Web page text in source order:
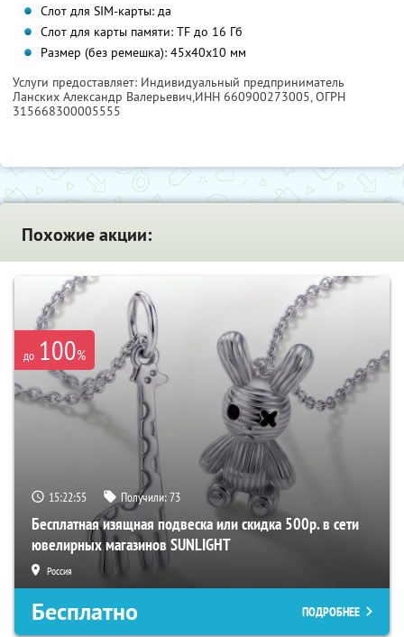
Слот для SIM-карты: да
Слот для карты памяти: TF до 16 Гб
Размер (без ремешка): 45х40х10 мм
Услуги предоставляет: Индивидуальный предприниматель
Ланских Александр Валерьевич,ИНН 660900273005, ОГРН
315668300005555
Похожие акции:
до 100%
15:22:55 Получили:73
Бесплатная изящная подвеска или скидка 500р. в сети
ювелирных магазинов SUNLIGHT
Россия
Бесплатно ПОДРОБНЕЕ